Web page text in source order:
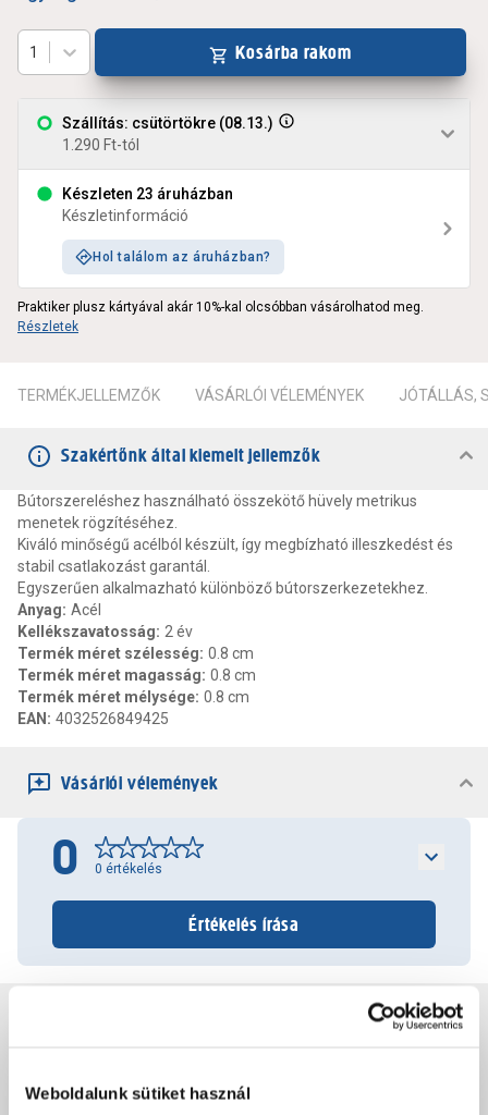
Weboldalunk sütiket használ
Szállítás: csütörtökre (08.13.)
1.290 Ft-tól
Készleten 23 áruházban
Készletinformáció
Hol találom az áruházban?
1 Kosárba rakom
Praktiker plusz kártyával akár 10%-kal olcsóbban vásárolhatod meg.
Részletek
TERMÉKJELLEMZŐK VÁSÁRLÓI VÉLEMÉNYEK JÓTÁLLÁS,
Szakértőnk által kiemelt jellemzők
Bútorszereléshez használható összekötő hüvely metrikus
menetek rögzítéséhez.
Kiváló minőségű acélból készült, így megbízható illeszkedést és
stabil csatlakozást garantál.
Egyszerűen alkalmazható különböző bútorszerkezetekhez.
Anyag: Acél
Kellékszavatosság: 2 év
Termék méret szélesség: 0.8 cm
Termék méret magasság: 0.8 cm
Termék méret mélysége: 0.8 cm
EAN : 4032526849425
Vásárlói vélemények
0 0 értékelés
Értékelés írása
Csomagolási és súly információk